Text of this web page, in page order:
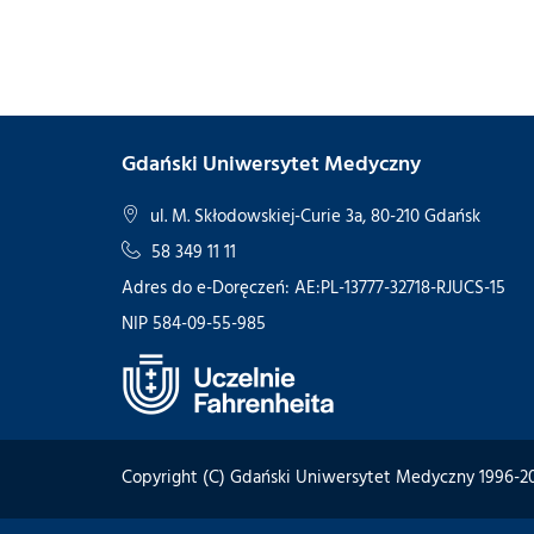
Gdański Uniwersytet Medyczny
ul. M. Skłodowskiej-Curie 3a, 80-210 Gdańsk
58 349 11 11
Adres do e-Doręczeń: AE:PL-13777-32718-RJUCS-15
NIP 584-09-55-985
Copyright (C) Gdański Uniwersytet Medyczny 1996-